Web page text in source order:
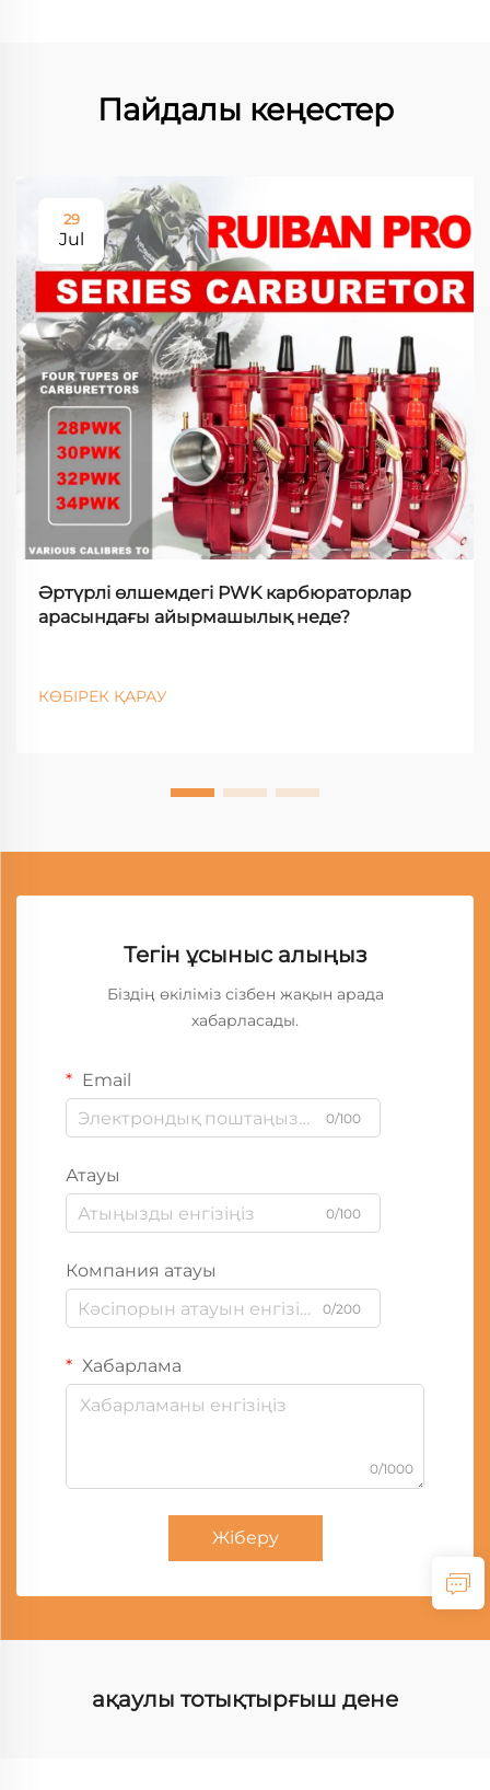
Пайдалы кеңестер
29
Jul
Әртүрлі өлшемдегі PWK карбюраторлар
арасындағы айырмашылық неде?
КӨБІРЕК ҚАРАУ
Тегін ұсыныс алыңыз
Біздің өкіліміз сізбен жақын арада
хабарласады.
Email
0/100
Атауы
0/100
Компания атауы
0/200
Хабарлама
0/1000
Жіберу
ақаулы тотықтырғыш дене